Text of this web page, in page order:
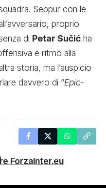
Seppur con le
proprio
di Petar Sučić ha
e ritmo alla
storia, ma l’auspicio
davvero di “Epic-
ForzaInter.eu